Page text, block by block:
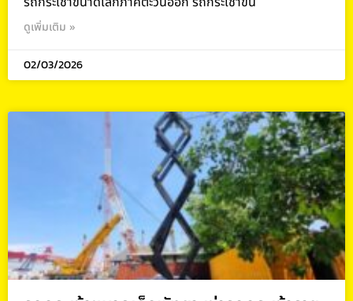
ดูเพิ่มเติม »
02/03/2026